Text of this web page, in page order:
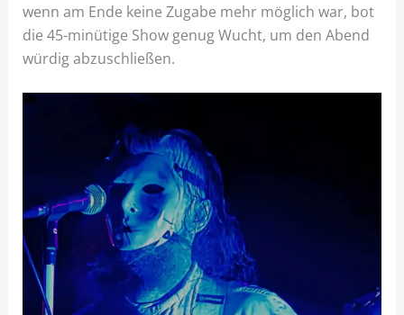
wenn am Ende keine Zugabe mehr möglich war, bot
die 45-minütige Show genug Wucht, um den Abend
würdig abzuschließen.